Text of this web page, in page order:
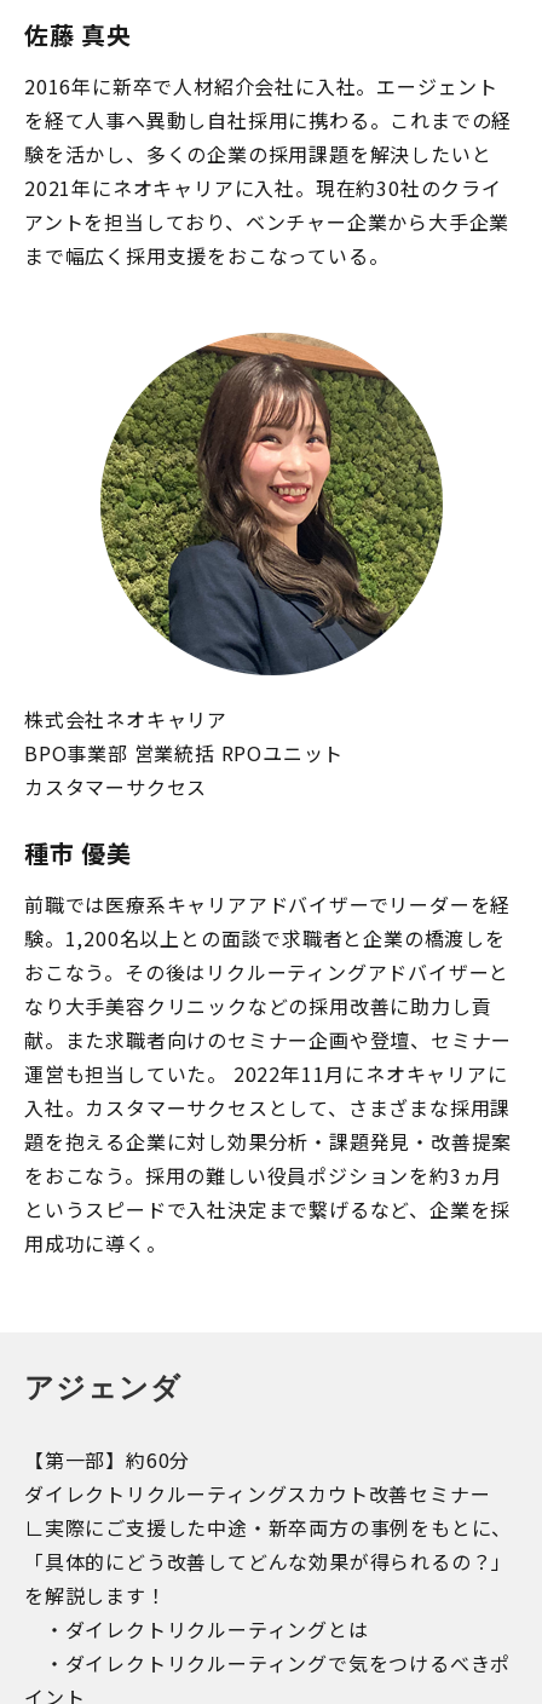
佐藤 真央
2016年に新卒で人材紹介会社に入社。エージェント
を経て人事へ異動し自社採用に携わる。これまでの経
験を活かし、多くの企業の採用課題を解決したいと
2021年にネオキャリアに入社。現在約30社のクライ
アントを担当しており、ベンチャー企業から大手企業
まで幅広く採用支援をおこなっている。
株式会社ネオキャリア
BPO事業部 営業統括 RPOユニット
カスタマーサクセス
種市 優美
前職では医療系キャリアアドバイザーでリーダーを経
験。1,200名以上との面談で求職者と企業の橋渡しを
おこなう。その後はリクルーティングアドバイザーと
なり大手美容クリニックなどの採用改善に助力し貢
献。また求職者向けのセミナー企画や登壇、セミナー
運営も担当していた。 2022年11月にネオキャリアに
入社。カスタマーサクセスとして、さまざまな採用課
題を抱える企業に対し効果分析・課題発見・改善提案
をおこなう。採用の難しい役員ポジションを約3ヵ月
というスピードで入社決定まで繋げるなど、企業を採
用成功に導く。
アジェンダ
【第一部】約60分
ダイレクトリクルーティングスカウト改善セミナー
∟実際にご支援した中途・新卒両方の事例をもとに、
「具体的にどう改善してどんな効果が得られるの？」
を解説します！
・ダイレクトリクルーティングとは
・ダイレクトリクルーティングで気をつけるべきポ
イント